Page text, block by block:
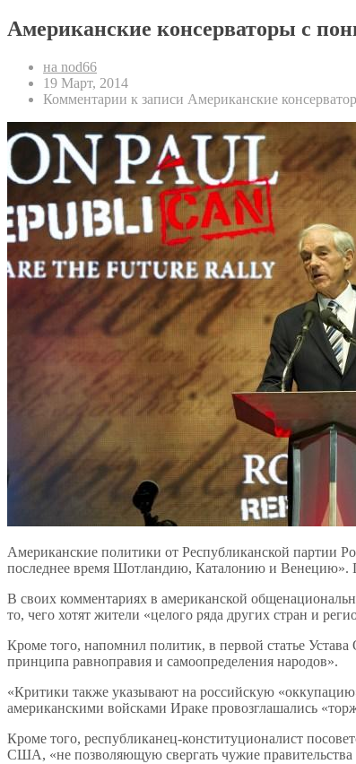
Американские консерваторы с
на nod66
19 Март, 2014
Комментарии к записи Американские
Американские политики от Республиканской партии
последнее время Шотландию, Каталонию и Венецию».
В своих комментариях в американской
то, чего хотят жители «целого ряда других стран и
Кроме того, напомнил политик, в первой статье
принципа равноправия и самоопределения народов».
«Критики также указывают на российскую
американскими войсками Ираке провозглашались
Кроме того, республиканец-конституционалист
США, «не позволяющую свергать чужие